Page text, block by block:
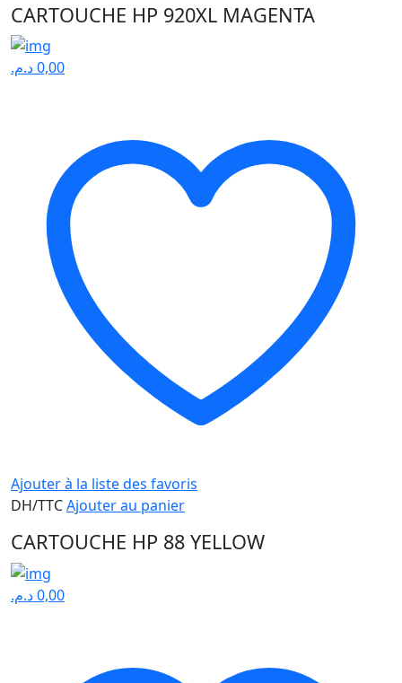
CARTOUCHE HP 920XL MAGENTA
0,00د.م.
Ajouter à la liste des favoris
DH/TTCAjouter au panier
CARTOUCHE HP 88 YELLOW
0,00د.م.